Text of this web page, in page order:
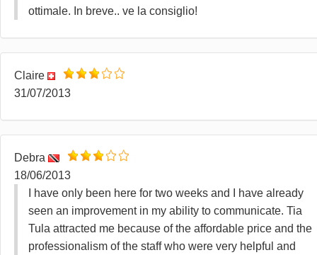
ottimale. In breve.. ve la consiglio!
Claire
31/07/2013
Debra
18/06/2013
I have only been here for two weeks and I have already
seen an improvement in my ability to communicate. Tia
Tula attracted me because of the affordable price and the
professionalism of the staff who were very helpful and